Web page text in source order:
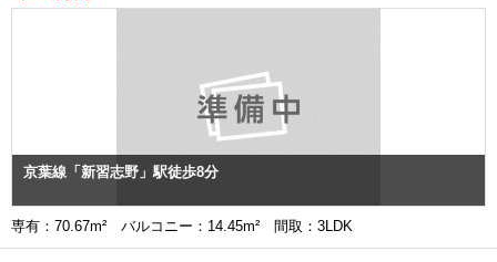
京葉線「新習志野」駅徒歩8分
専有：70.67m² バルコニー：14.45m² 間取：3LDK